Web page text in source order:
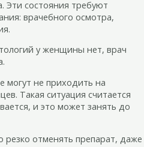
Эти состояния требуют
врачебного осмотра,
у женщины нет, врач
могут не приходить на
Такая ситуация считается
и это может занять до
резко отменять препарат, даже